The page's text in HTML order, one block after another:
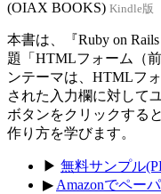
(OIAX BOOKS) Kindle版
本書は、『Ruby on
題「HTMLフォーム（
ンテーマは、HTMLフ
された入力欄に対して
ボタンをクリックする
作り方を学びます。
▶ 無料サンプル
▶ Amazonでペー